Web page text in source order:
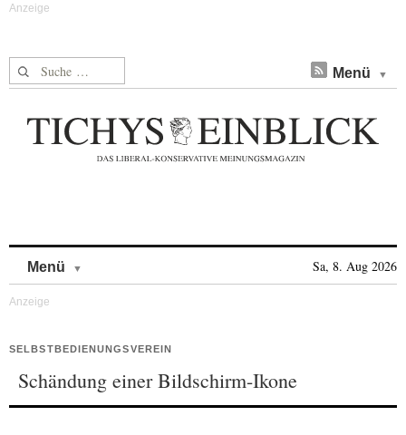
Suche nach: Menü
Menü Sa, 8. Aug 2026
SELBSTBEDIENUNGSVEREIN
Schändung einer Bildschirm-Ikone